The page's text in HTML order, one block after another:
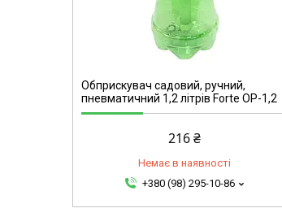
Обприскувач садовий, ручний,
пневматичний 1,2 літрів Forte ОР-1,2
216 ₴
Немає в наявності
+380 (98) 295-10-86
45670